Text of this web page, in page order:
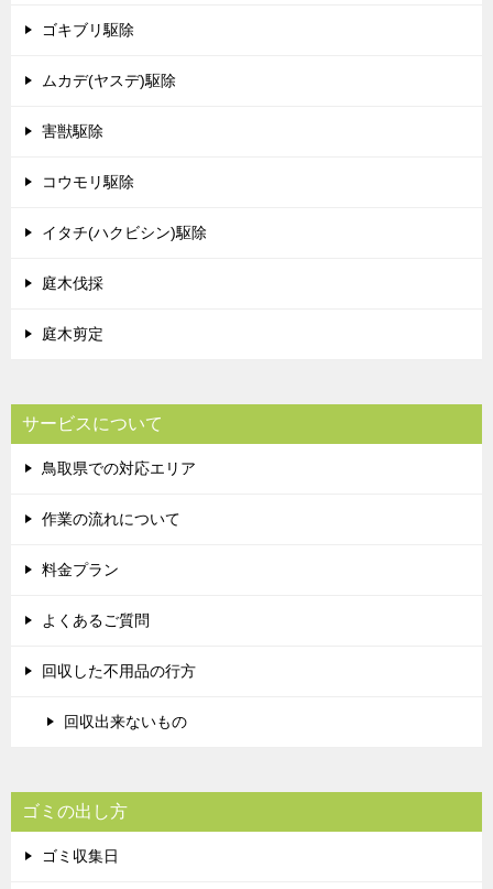
ゴキブリ駆除
ムカデ(ヤスデ)駆除
害獣駆除
コウモリ駆除
イタチ(ハクビシン)駆除
庭木伐採
庭木剪定
サービスについて
鳥取県での対応エリア
作業の流れについて
料金プラン
よくあるご質問
回収した不用品の行方
回収出来ないもの
ゴミの出し方
ゴミ収集日